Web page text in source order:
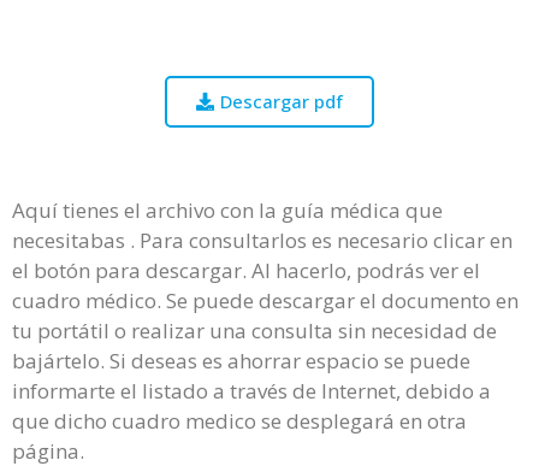
Descargar pdf
Aquí tienes el archivo con la guía médica que
necesitabas . Para consultarlos es necesario clicar en
el botón para descargar. Al hacerlo, podrás ver el
cuadro médico. Se puede descargar el documento en
tu portátil o realizar una consulta sin necesidad de
bajártelo. Si deseas es ahorrar espacio se puede
informarte el listado a través de Internet, debido a
que dicho cuadro medico se desplegará en otra
página.